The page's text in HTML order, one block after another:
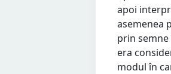
apoi
asemenea
prin
era
modul în